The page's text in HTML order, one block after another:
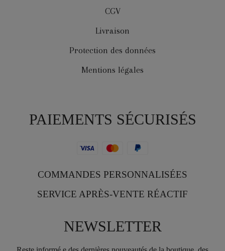
CGV
Livraison
Protection des données
Mentions légales
PAIEMENTS SÉCURISÉS
COMMANDES PERSONNALISÉES
SERVICE APRÈS-VENTE RÉACTIF
NEWSLETTER